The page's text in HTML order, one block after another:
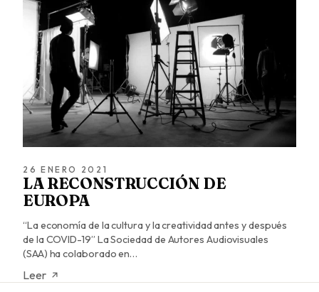
26 ENERO 2021
LA RECONSTRUCCIÓN DE
EUROPA
“La economía de la cultura y la creatividad antes y después
de la COVID-19” La Sociedad de Autores Audiovisuales
(SAA) ha colaborado en…
Leer